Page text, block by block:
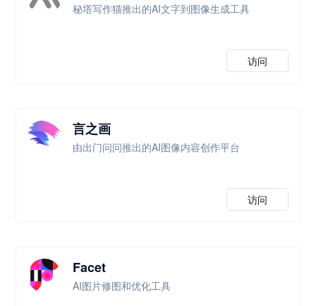
秘塔写作猫推出的AI文字到图像生成工具
访问
言之画
由出门问问推出的AI图像内容创作平台
访问
Facet
AI图片修图和优化工具